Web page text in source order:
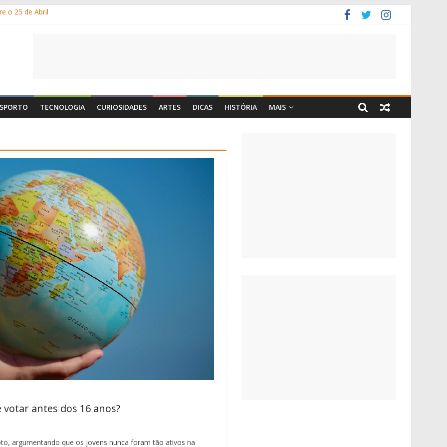
o 25 de Abril
Maio é o Dia do Trabalhador?
TECNOLOGIA CURIOSIDADES ARTES DICAS HISTÓRIA MAIS
antes dos 16 anos?
argumentando que os jovens nunca foram tão ativos na